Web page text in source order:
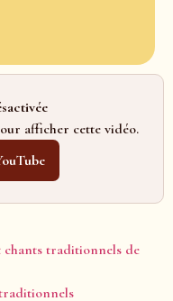
afficher cette vidéo.
chants traditionnels de